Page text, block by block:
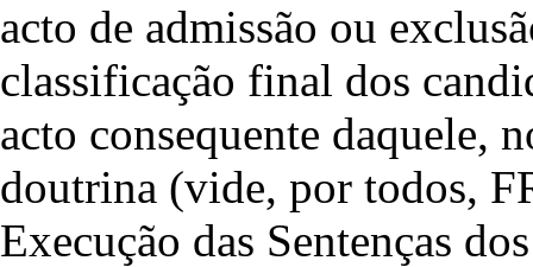
acto de admissão ou
classificação final dos
acto consequente daquele,
doutrina (vide, por todos,
Execução das Sentenças